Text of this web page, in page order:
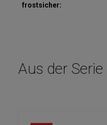
frostsicher:
Aus der Serie